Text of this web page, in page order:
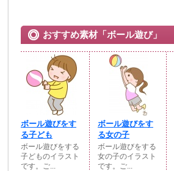
おすすめ素材「ボール遊び」
ボール遊びをす
る子ども
ボール遊びをする
子どものイラスト
です。ご...
ボール遊びをす
る女の子
ボール遊びをする
女の子のイラスト
です。ご...